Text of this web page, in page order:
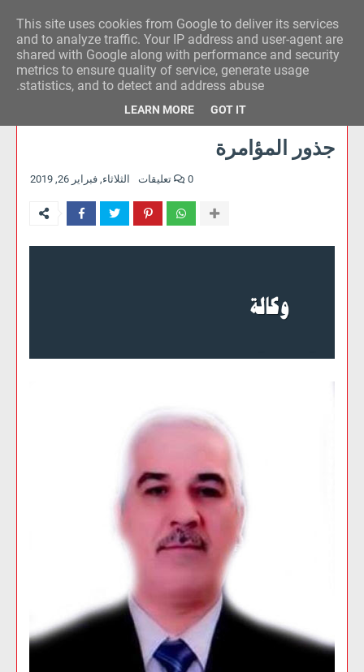
وكالة الحدث للآراء
جذور المؤامرة
الثلاثاء, فبراير 26, 2019 0 تعليقات
This site uses cookies from Google to deliver its services
and to analyze traffic. Your IP address and user-agent are
shared with Google along with performance and security
metrics to ensure quality of service, generate usage
statistics, and to detect and address abuse.
LEARN MORE GOT IT